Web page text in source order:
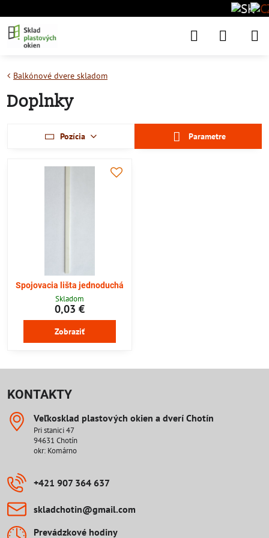
Balkónové dvere skladom
Doplnky
Pozícia Parametre
Spojovacia lišta jednoduchá
Skladom
0,03 €
Zobraziť
KONTAKTY
Veľkosklad plastových okien a dverí Chotín
Pri stanici 47
94631 Chotín
okr: Komárno
+421 907 364 637
skladchotin​@gmail​.com
Prevádzkové hodiny